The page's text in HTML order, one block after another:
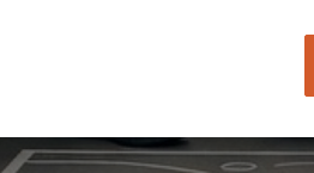
du système d’information et
des données à caractère
nous vos données